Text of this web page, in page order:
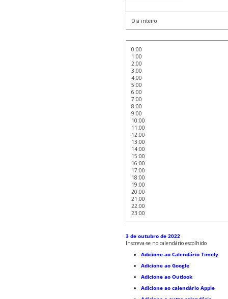
Dia inteiro
0:00
1:00
2:00
3:00
4:00
5:00
6:00
7:00
8:00
9:00
10:00
11:00
12:00
13:00
14:00
15:00
16:00
17:00
18:00
19:00
20:00
21:00
22:00
23:00
3 de outubro de 2022
Inscreva-se no calendário escolhido
Adicione ao Calendário Timely
Adicione ao Google
Adicione ao Outlook
Adicione ao calendário Apple